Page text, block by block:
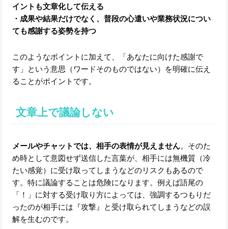
イントも文章化して伝える
・成果や結果だけでなく、普段の心遣いや業務状況につい
ても感謝する姿勢を持つ
このようなポイントに加えて、「あなたに向けた感謝で
す」という意思（ワードそのものではない）を明確に伝え
ることがポイントです。
文章上で議論しない
メールやチャットでは、相手の表情が見えません。そのた
め時として意図せず送信した言葉が、相手には無機質（冷
たい感覚）に受け取ってしまうなどのリスクもあるので
す。特に議論することは危険になります。例えば語尾の
「！」に対する受け取り方によっては、強調するつもりだ
ったのが相手には『攻撃』と受け取られてしまうなどの誤
解を生むのです。